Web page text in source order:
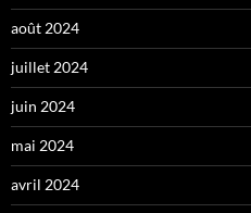
août 2024
juillet 2024
juin 2024
mai 2024
avril 2024